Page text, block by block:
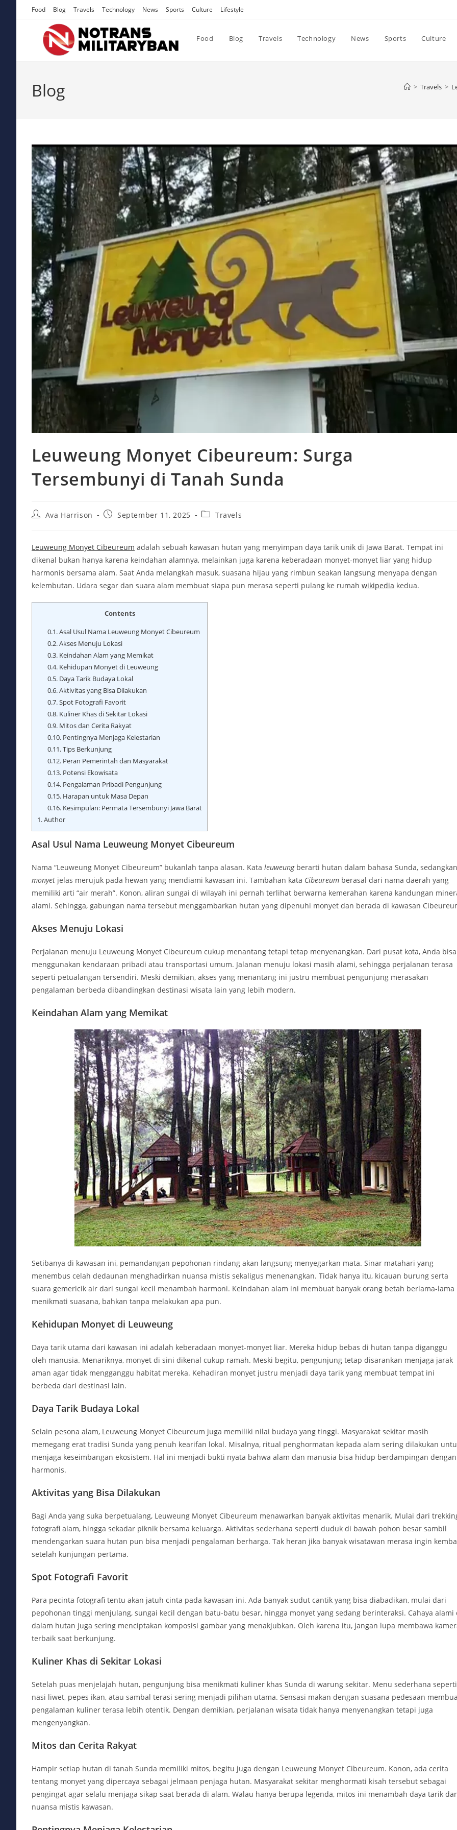
Food Blog Travels Technology News Sports Culture Lifestyle
Food Blog Travels Technology News Sports Culture
Blog > Travels >
Leuweung Monyet Cibeureum: Surga
Tersembunyi di Tanah Sunda
PostAva Harrison
PostSeptember 11, 2025
PostTravels
Leuweung Monyet Cibeureum adalah sebuah kawasan hutan yang menyimpan daya tarik unik di Jawa Barat. Tempat ini
dikenal bukan hanya karena keindahan alamnya, melainkan juga karena keberadaan monyet-monyet liar yang hidup
harmonis bersama alam. Saat Anda melangkah masuk, suasana hijau yang rimbun seakan langsung menyapa dengan
kelembutan. Udara segar dan suara alam membuat siapa pun merasa seperti pulang ke rumah wikipedia kedua.
Contents
0.1.Asal Usul Nama Leuweung Monyet Cibeureum
0.2.Akses Menuju Lokasi
0.3.Keindahan Alam yang Memikat
0.4.Kehidupan Monyet di Leuweung
0.5.Daya Tarik Budaya Lokal
0.6.Aktivitas yang Bisa Dilakukan
0.7.Spot Fotografi Favorit
0.8.Kuliner Khas di Sekitar Lokasi
0.9.Mitos dan Cerita Rakyat
0.10.Pentingnya Menjaga Kelestarian
0.11.Tips Berkunjung
0.12.Peran Pemerintah dan Masyarakat
0.13.Potensi Ekowisata
0.14.Pengalaman Pribadi Pengunjung
0.15.Harapan untuk Masa Depan
0.16.Kesimpulan: Permata Tersembunyi Jawa Barat
1.Author
Asal Usul Nama Leuweung Monyet Cibeureum
Nama “Leuweung Monyet Cibeureum” bukanlah tanpa alasan. Kata leuweungberarti hutan dalam bahasa Sunda, sedangkan
monyet jelas merujuk pada hewan yang mendiami kawasan ini. Tambahan kata Cibeureum berasal dari nama daerah yang
memiliki arti “air merah”. Konon, aliran sungai di wilayah ini pernah terlihat berwarna kemerahan karena kandungan
alami. Sehingga, gabungan nama tersebut menggambarkan hutan yang dipenuhi monyet dan berada di kawasan
Akses Menuju Lokasi
Perjalanan menuju Leuweung Monyet Cibeureum cukup menantang tetapi tetap menyenangkan. Dari pusat kota, Anda bisa
menggunakan kendaraan pribadi atau transportasi umum. Jalanan menuju lokasi masih alami, sehingga perjalanan terasa
seperti petualangan tersendiri. Meski demikian, akses yang menantang ini justru membuat pengunjung merasakan
pengalaman berbeda dibandingkan destinasi wisata lain yang lebih modern.
Keindahan Alam yang Memikat
Setibanya di kawasan ini, pemandangan pepohonan rindang akan langsung menyegarkan mata. Sinar matahari yang
menembus celah dedaunan menghadirkan nuansa mistis sekaligus menenangkan. Tidak hanya itu, kicauan burung serta
suara gemericik air dari sungai kecil menambah harmoni. Keindahan alam ini membuat banyak orang betah berlama-lama
menikmati suasana, bahkan tanpa melakukan apa pun.
Kehidupan Monyet di Leuweung
Daya tarik utama dari kawasan ini adalah keberadaan monyet-monyet liar. Mereka hidup bebas di hutan tanpa diganggu
oleh manusia. Menariknya, monyet di sini dikenal cukup ramah. Meski begitu, pengunjung tetap disarankan menjaga jarak
aman agar tidak mengganggu habitat mereka. Kehadiran monyet justru menjadi daya tarik yang membuat tempat ini
berbeda dari destinasi lain.
Daya Tarik Budaya Lokal
Selain pesona alam, Leuweung Monyet Cibeureum juga memiliki nilai budaya yang tinggi. Masyarakat sekitar masih
memegang erat tradisi Sunda yang penuh kearifan lokal. Misalnya, ritual penghormatan kepada alam sering dilakukan
menjaga keseimbangan ekosistem. Hal ini menjadi bukti nyata bahwa alam dan manusia bisa hidup berdampingan dengan
harmonis.
Aktivitas yang Bisa Dilakukan
Bagi Anda yang suka berpetualang, Leuweung Monyet Cibeureum menawarkan banyak aktivitas menarik. Mulai dari
fotografi alam, hingga sekadar piknik bersama keluarga. Aktivitas sederhana seperti duduk di bawah pohon besar sambil
mendengarkan suara hutan pun bisa menjadi pengalaman berharga. Tak heran jika banyak wisatawan merasa ingin
setelah kunjungan pertama.
Spot Fotografi Favorit
Para pecinta fotografi tentu akan jatuh cinta pada kawasan ini. Ada banyak sudut cantik yang bisa diabadikan, mulai dari
pepohonan tinggi menjulang, sungai kecil dengan batu-batu besar, hingga monyet yang sedang berinteraksi. Cahaya alami
dalam hutan juga sering menciptakan komposisi gambar yang menakjubkan. Oleh karena itu, jangan lupa membawa
terbaik saat berkunjung.
Kuliner Khas di Sekitar Lokasi
Setelah puas menjelajah hutan, pengunjung bisa menikmati kuliner khas Sunda di warung sekitar. Menu sederhana seperti
nasi liwet, pepes ikan, atau sambal terasi sering menjadi pilihan utama. Sensasi makan dengan suasana pedesaan
pengalaman kuliner terasa lebih otentik. Dengan demikian, perjalanan wisata tidak hanya menyenangkan tetapi juga
mengenyangkan.
Mitos dan Cerita Rakyat
Hampir setiap hutan di tanah Sunda memiliki mitos, begitu juga dengan Leuweung Monyet Cibeureum. Konon, ada cerita
tentang monyet yang dipercaya sebagai jelmaan penjaga hutan. Masyarakat sekitar menghormati kisah tersebut sebagai
pengingat agar selalu menjaga sikap saat berada di alam. Walau hanya berupa legenda, mitos ini menambah daya tarik
nuansa mistis kawasan.